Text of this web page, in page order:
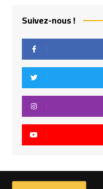
Suivez-nous !